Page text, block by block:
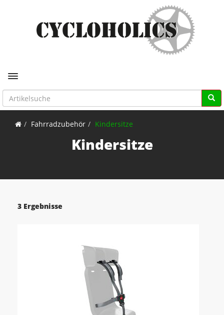
Toggle navigation
Fahrradzubehör Kindersitze
Kindersitze
3 Ergebnisse